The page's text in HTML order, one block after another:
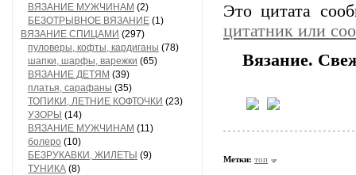
ВЯЗАНИЕ МУЖЧИНАМ (2)
БЕЗОТРЫВНОЕ ВЯЗАНИЕ (1)
ВЯЗАНИЕ СПИЦАМИ (297)
пуловеры, кофты, кардиганы (78)
шапки, шарфы, варежки (65)
ВЯЗАНИЕ ДЕТЯМ (39)
платья, сарафаны (35)
ТОПИКИ, ЛЕТНИЕ КОФТОЧКИ (23)
УЗОРЫ (14)
ВЯЗАНИЕ МУЖЧИНАМ (11)
болеро (10)
БЕЗРУКАВКИ, ЖИЛЕТЫ (9)
ТУНИКА (8)
Это цитата
цитатник или
Вязание.
Метки: топ